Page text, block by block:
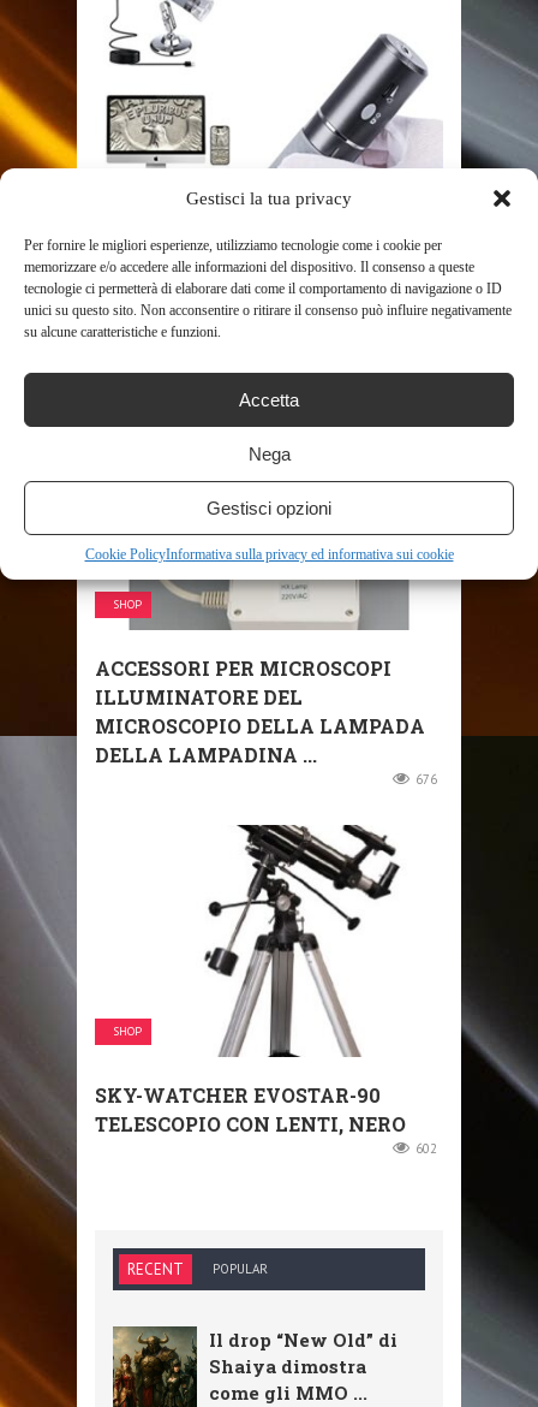
Gestisci la tua privacy
Per fornire le migliori esperienze, utilizziamo tecnologie come i cookie per
memorizzare e/o accedere alle informazioni del dispositivo. Il consenso a queste
tecnologie ci permetterà di elaborare dati come il comportamento di navigazione o ID
unici su questo sito. Non acconsentire o ritirare il consenso può influire negativamente
su alcune caratteristiche e funzioni.
Accetta
Nega
Gestisci opzioni
Cookie PolicyInformativa sulla privacy ed informativa sui cookie
CAINDA – MICROSCOPIO
DIGITALE HD 4K 3840X2160P
WIFI PER IPHONE ...
SHOP
ACCESSORI PER MICROSCOPI
ILLUMINATORE DEL
MICROSCOPIO DELLA LAMPADA
DELLA LAMPADINA ...
676
SHOP
SKY-WATCHER EVOSTAR-90
TELESCOPIO CON LENTI, NERO
602
RECENT POPULAR
Il drop “New Old” di
Shaiya dimostra
come gli MMO ...